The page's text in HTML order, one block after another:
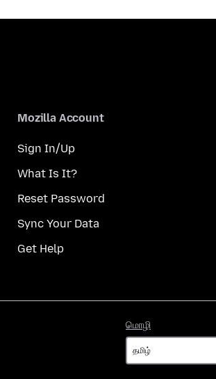
Mozilla Account
Sign In/Up
What Is It?
Reset Password
Sync Your Data
Get Help
மொழி